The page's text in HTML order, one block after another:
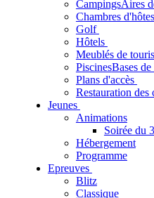
CampingsAires
Chambres d'hôtes
Golf
Hôtels
Meublés de
PiscinesBases
Plans d'accès
Restauration des
Jeunes
Animations
Soirée du
Hébergement
Programme
Epreuves
Blitz
Classique